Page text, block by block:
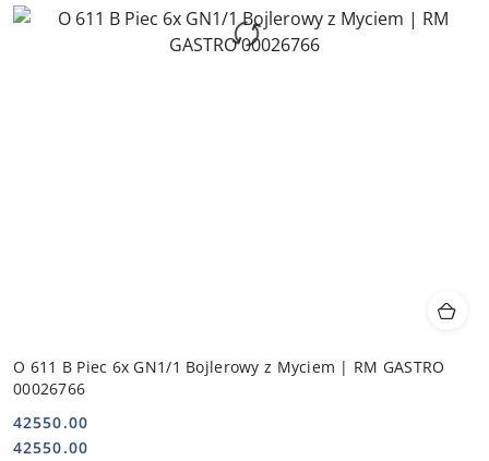
O 611 B Piec 6x GN1/1 Bojlerowy z Myciem | RM GASTRO
00026766
Cena:
42550.00
Cena:
42550.00